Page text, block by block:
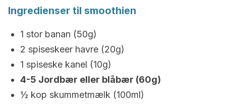
Ingredienser til smoothien
1 stor banan (50g)
2 spiseskeer havre (20g)
1 spiseske kanel (10g)
4-5 Jordbær eller blåbær (60g)
½ kop skummetmælk (100ml)